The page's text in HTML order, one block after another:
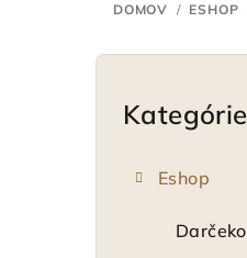
DOMOV / ESHOP
B
Preskočiť
kategórie
Kategórie
Eshop